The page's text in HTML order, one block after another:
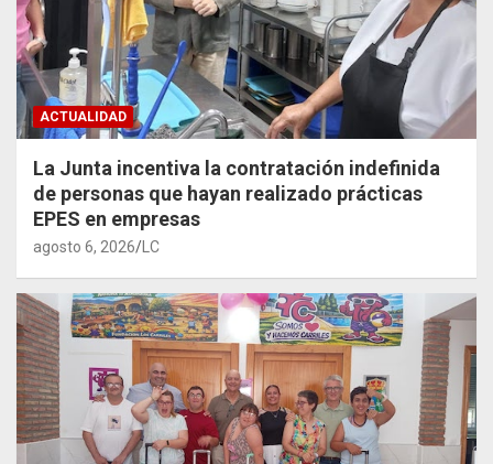
ACTUALIDAD
La Junta incentiva la contratación indefinida
de personas que hayan realizado prácticas
EPES en empresas
agosto 6, 2026 LC